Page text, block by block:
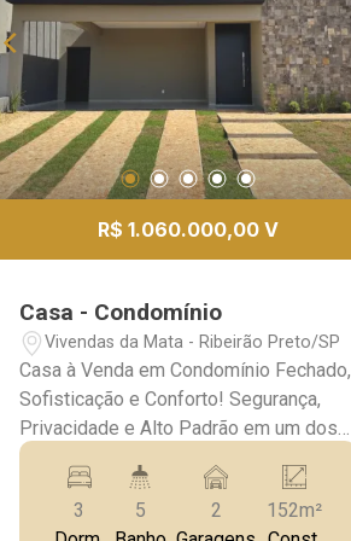
Portaria 24 horas
R$ 1.060.000,00 V
Casa - Condomínio
Vivendas da Mata - Ribeirão Preto/SP
Casa à Venda em Condomínio Fechado,
Sofisticação e Conforto! Segurança,
Privacidade e Alto Padrão em um dos
melhores Condomínios da Região! -
Linda Casa Térrea; - 3 Suítes; - Sendo 1
Suíte Master; - Lavabo; - Escritório; -
3
5
2
152m²